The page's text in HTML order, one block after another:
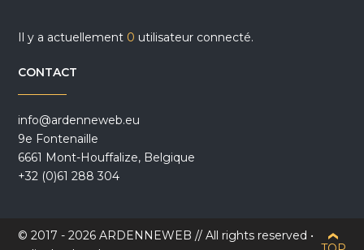
Il y a actuellement 0 utilisateur connecté.
CONTACT
info@ardenneweb.eu
9e Fontenaille
6661 Mont-Houffalize, Belgique
+32 (0)61 288 304
© 2017 - 2026 ARDENNEWEB // All rights reserved •